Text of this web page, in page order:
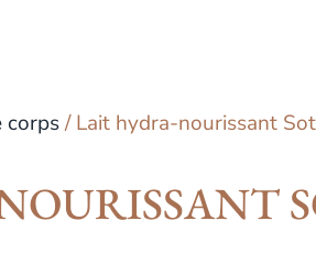
corps/ Lait hydra-nourissant